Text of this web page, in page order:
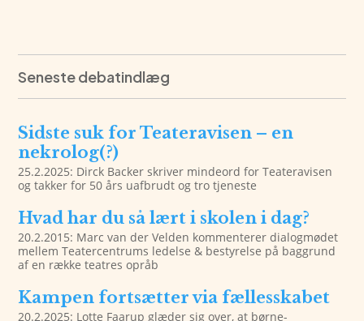
Seneste debatindlæg
Sidste suk for Teateravisen – en
nekrolog(?)
25.2.2025: Dirck Backer skriver mindeord for Teateravisen
og takker for 50 års uafbrudt og tro tjeneste
Hvad har du så lært i skolen i dag?
20.2.2015: Marc van der Velden kommenterer dialogmødet
mellem Teatercentrums ledelse & bestyrelse på baggrund
af en række teatres opråb
Kampen fortsætter via fællesskabet
20.2.2025: Lotte Faarup glæder sig over, at børne-